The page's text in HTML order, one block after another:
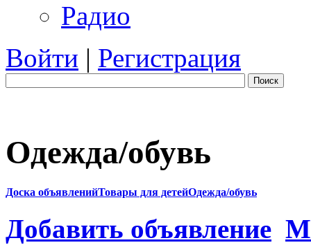
Радио
Войти | Регистрация
Поиск
Одежда/обувь
Доска объявленийТовары для детейОдежда/обувь
Добавить объявление